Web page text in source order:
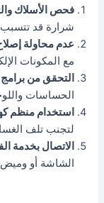
فحص الأسلاك
شرارة قد
عدم محاولة
مع المكونات
التحقق من
الحساسات
استخدام منظم
لتجنب تلف
الاتصال بخدمة
الشاشة أو